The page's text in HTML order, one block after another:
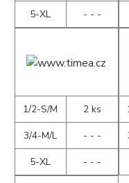
5-XL
- - -
1/2-S/M
2 ks
3/4-M/L
- - -
5-XL
- - -